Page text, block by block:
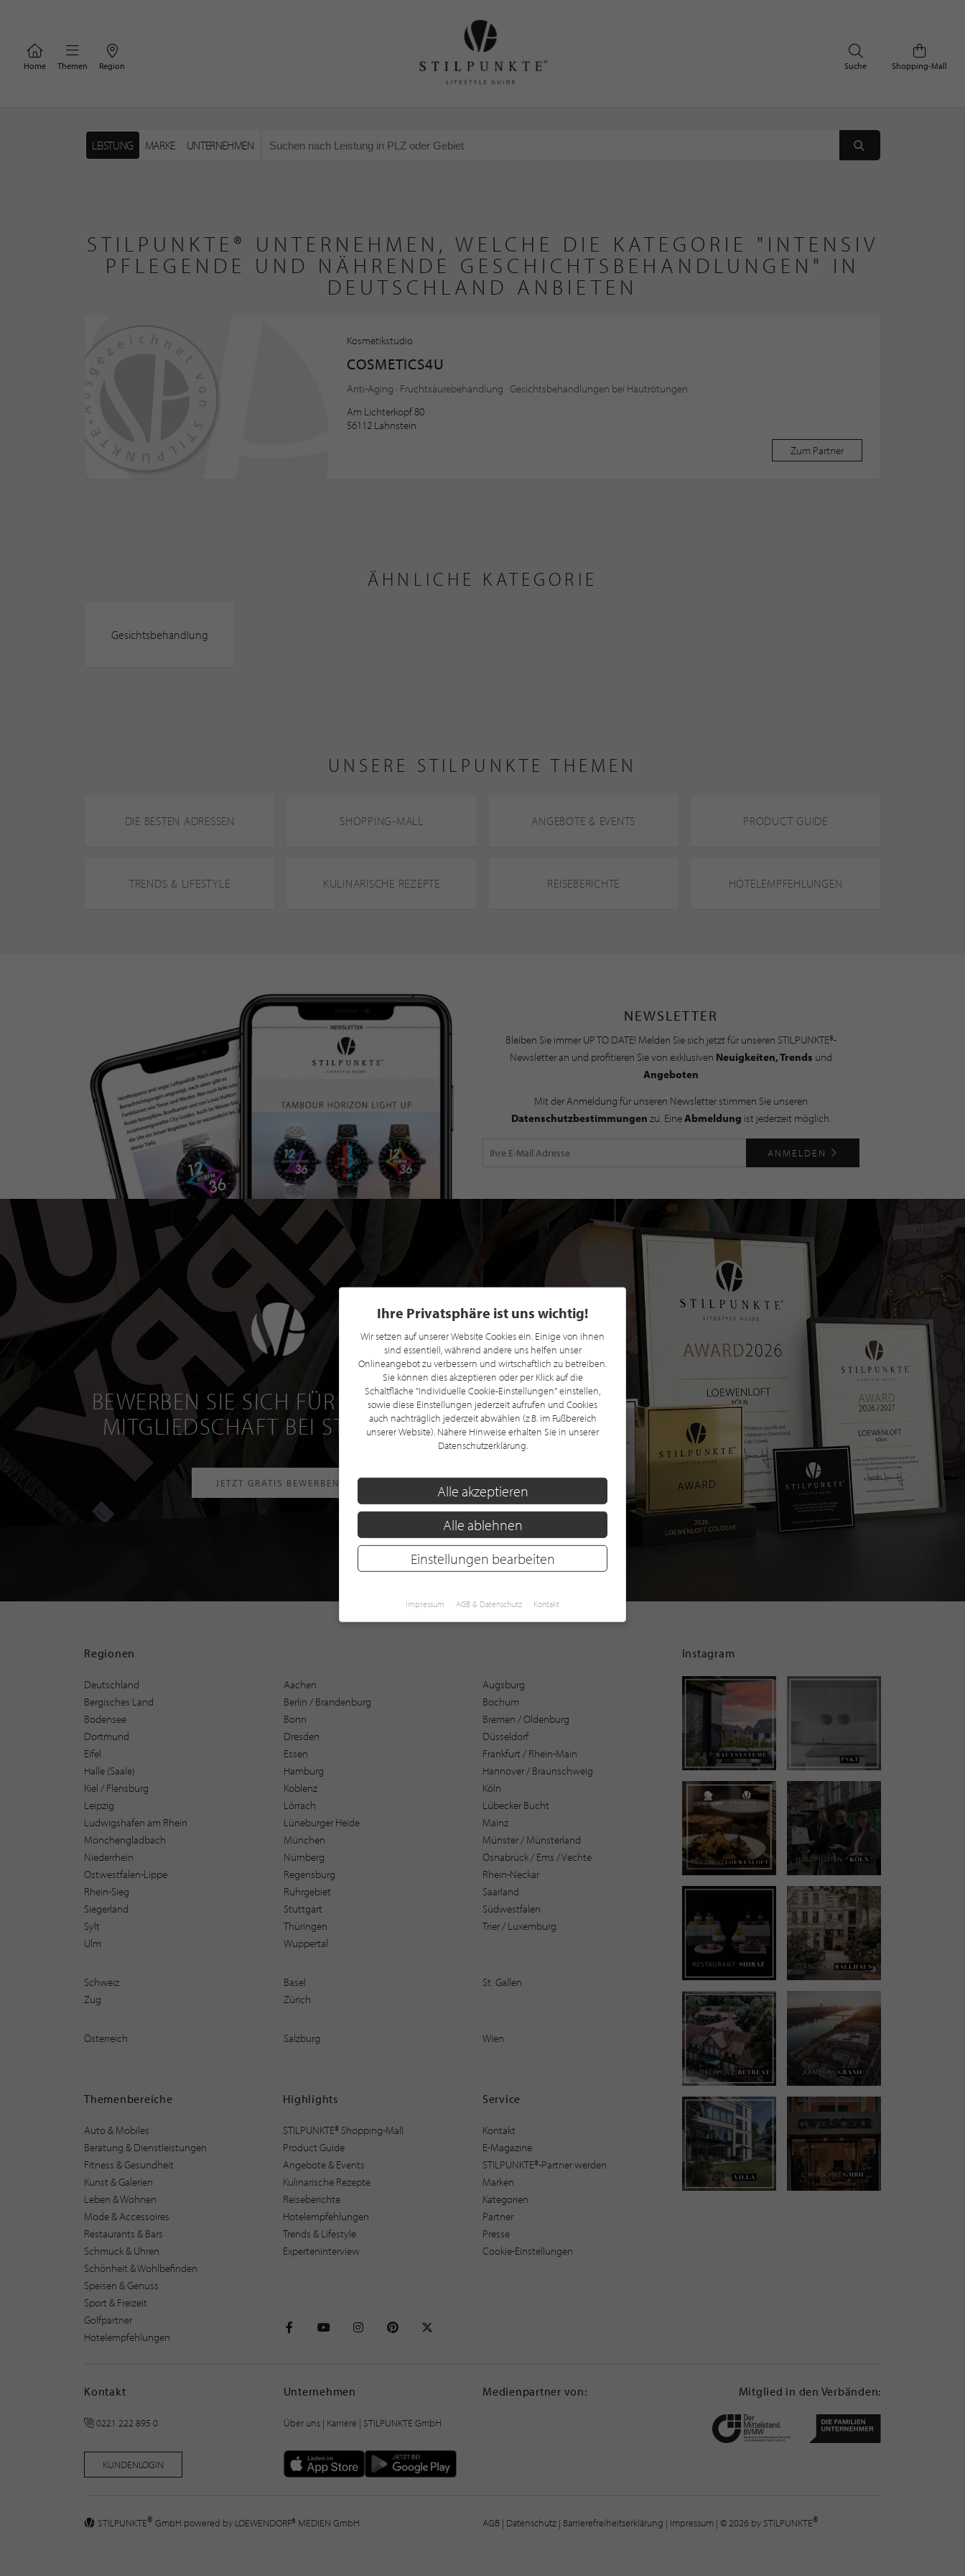
Home Themen Region Shopping-Mall
Suche
LEISTUNG MARKE UNTERNEHMEN
STILPUNKTE® UNTERNEHMEN, WELCHE DIE KATEGORIE "INTENSIV
PFLEGENDE UND NÄHRENDE GESCHICHTSBEHANDLUNGEN" IN
DEUTSCHLAND ANBIETEN
Kosmetikstudio
COSMETICS4U
Anti-Aging · Fruchtsäurebehandlung · Gesichtsbehandlungen bei Hautrötungen
Am Lichterkopf 80
56112 Lahnstein
Zum Partner
ÄHNLICHE KATEGORIE
Gesichtsbehandlung
UNSERE STILPUNKTE THEMEN
DIE BESTEN ADRESSEN SHOPPING-MALL ANGEBOTE & EVENTS PRODUCT GUIDE
TRENDS & LIFESTYLE KULINARISCHE REZEPTE REISEBERICHTE HOTELEMPFEHLUNGEN
NEWSLETTER
Bleiben Sie immer UP TO DATE! Melden Sie sich jetzt für unseren STILPUNKTE®-
Newsletter an und profitieren Sie von exklusiven Neuigkeiten, Trends und
Angeboten
Mit der Anmeldung für unseren Newsletter stimmen Sie unseren
Datenschutzbestimmungen zu. EineAbmeldung ist jederzeit möglich.
ANMELDEN
BEWERBEN SIE SICH FÜR EINE GRATIS
MITGLIEDSCHAFT BEI STILPUNKTE®
JETZT GRATIS BEWERBEN
Regionen
Deutschland Aachen
Augsburg
Bergisches Land
Berlin / Brandenburg
Bochum
Bodensee
Bonn
Bremen / Oldenburg
Dortmund
Dresden
Düsseldorf
Eifel
Essen
Frankfurt / Rhein-Main
Halle (Saale)
Hamburg
Hannover / Braunschweig
Kiel / Flensburg
Koblenz
Köln
Leipzig
Lörrach
Lübecker Bucht
Ludwigshafen am Rhein
Lüneburger Heide
Mainz
Mönchengladbach
München
Münster / Münsterland
Niederrhein
Nürnberg
Osnabrück / Ems / Vechte
Ostwestfalen-Lippe
Regensburg
Rhein-Neckar
Rhein-Sieg
Ruhrgebiet
Saarland
Siegerland
Stuttgart
Südwestfalen
Sylt
Thüringen
Trier / Luxemburg
Ulm
Wuppertal
Schweiz Basel
St. Gallen
Zug
Zürich
Österreich Salzburg Wien
Themenbereiche
Auto & Mobiles
Beratung & Dienstleistungen
Fitness & Gesundheit
Kunst & Galerien
Leben & Wohnen
Mode & Accessoires
Restaurants & Bars
Schmuck & Uhren
Schönheit & Wohlbefinden
Speisen & Genuss
Sport & Freizeit
Golfpartner
Hotelempfehlungen
Highlights
STILPUNKTE® Shopping-Mall
Product Guide
Angebote & Events
Kulinarische Rezepte
Reiseberichte
Hotelempfehlungen
Trends & Lifestyle
Experteninterview
Service
Kontakt
E-Magazine
STILPUNKTE®-Partner werden
Marken
Kategorien
Partner
Presse
Cookie-Einstellungen
Instagram
Kontakt
0221 222 895 0
KUNDENLOGIN
Unternehmen
Über uns| Karriere | STILPUNKTE GmbH
Medienpartner von: Mitglied in den Verbänden:
STILPUNKTE® GmbH powered by LOEWENDORF® MEDIEN GmbH AGB | Datenschutz | Barrierefreiheitserklärung | Impressum | © 2026 by STILPUNKTE®
Ihre Privatsphäre ist uns wichtig!
Wir setzen auf unserer Website Cookies ein. Einige von ihnen
sind essentiell, während andere uns helfen unser
Onlineangebot zu verbessern und wirtschaftlich zu betreiben.
Sie können dies akzeptieren oder per Klick auf die
Schaltfläche "Individuelle Cookie-Einstellungen" einstellen,
sowie diese Einstellungen jederzeit aufrufen und Cookies
auch nachträglich jederzeit abwählen (z.B. im Fußbereich
unserer Website). Nähere Hinweise erhalten Sie in unserer
Datenschutzerklärung.
Alle akzeptieren
Alle ablehnen
Einstellungen bearbeiten
Impressum AGB & Datenschutz Kontakt